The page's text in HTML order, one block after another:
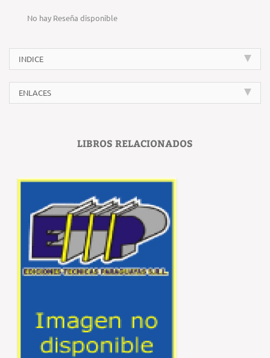
No hay Reseña disponible
INDICE
ENLACES
LIBROS RELACIONADOS